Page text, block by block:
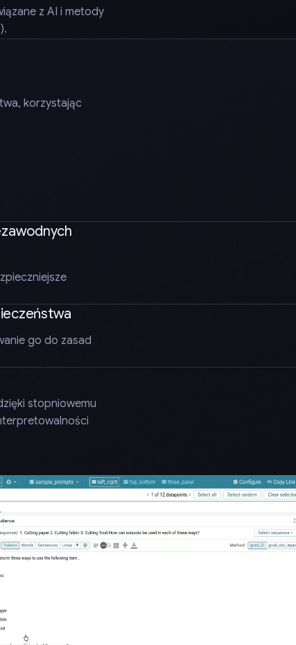
z AI i metody
korzystając
go do zasad
stopniowemu